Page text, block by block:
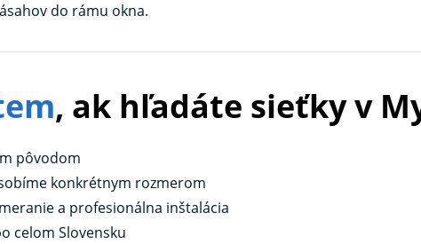
do rámu okna.
, ak hľadáte sieťky v
pôvodom
konkrétnym rozmerom
a profesionálna inštalácia
celom Slovensku